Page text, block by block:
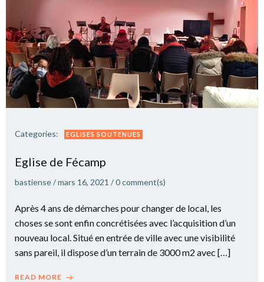
Categories: EGLISES SOUTENUES
Eglise de Fécamp
bastiense/mars 16, 2021 /0comment(s)
Après 4 ans de démarches pour changer de local, les
choses se sont enfin concrétisées avec l’acquisition d’un
nouveau local. Situé en entrée de ville avec une visibilité
sans pareil, il dispose d’un terrain de 3000 m2 avec […]
READ MORE